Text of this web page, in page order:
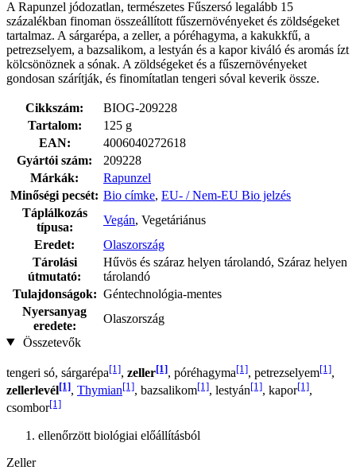
A Rapunzel jódozatlan, természetes Fűszersó legalább 15
százalékban finoman összeállított fűszernövényeket és zöldségeket
tartalmaz. A sárgarépa, a zeller, a póréhagyma, a kakukkfű, a
petrezselyem, a bazsalikom, a lestyán és a kapor kiváló és aromás ízt
kölcsönöznek a sónak. A zöldségeket és a fűszernövényeket
gondosan szárítják, és finomítatlan tengeri sóval keverik össze.
Cikkszám:
BIOG-209228
Tartalom:
125 g
EAN:
4006040272618
Gyártói szám:
209228
Márkák:
Rapunzel
Minőségi pecsét: Bio címke, EU- / Nem-EU Bio jelzés
Táplálkozás
típusa:
Vegán, Vegetáriánus
Eredet:
Olaszország
Tárolási
útmutató:
Hűvös és száraz helyen tárolandó, Száraz helyen
tárolandó
Tulajdonságok: Géntechnológia-mentes
Nyersanyag
eredete:
Olaszország
Összetevők
tengeri só, sárgarépa[1], zeller[1], póréhagyma[1], petrezselyem[1],
zellerlevél[1], Thymian[1], bazsalikom[1], lestyán[1], kapor[1],
csombor[1]
ellenőrzött biológiai előállításból
Zeller